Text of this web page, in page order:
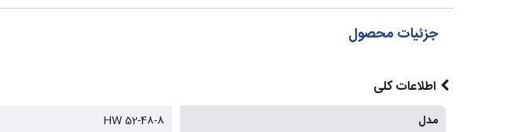
جزئیات محصول
اطلاعات کلی
مدل HW 52-48-8